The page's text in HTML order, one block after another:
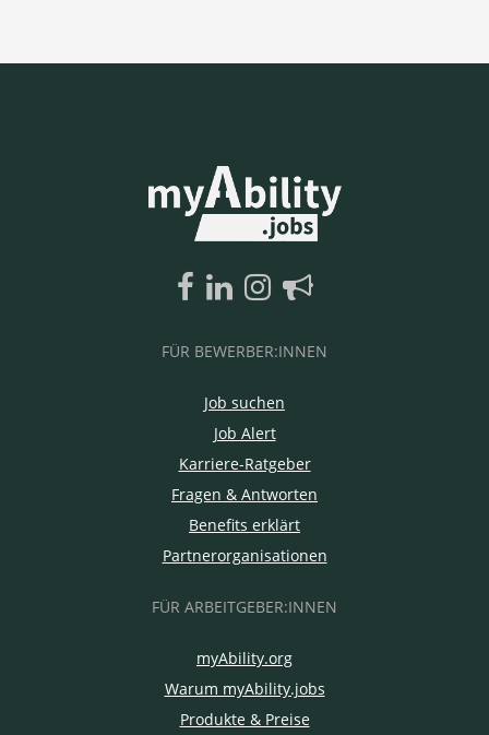
FÜR BEWERBER:INNEN
Job suchen
Job Alert
Karriere-Ratgeber
Fragen & Antworten
Benefits erklärt
Partnerorganisationen
FÜR ARBEITGEBER:INNEN
myAbility.org
Warum myAbility.jobs
Produkte & Preise